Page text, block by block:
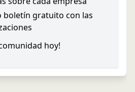
boletín gratuito con las
hoy!